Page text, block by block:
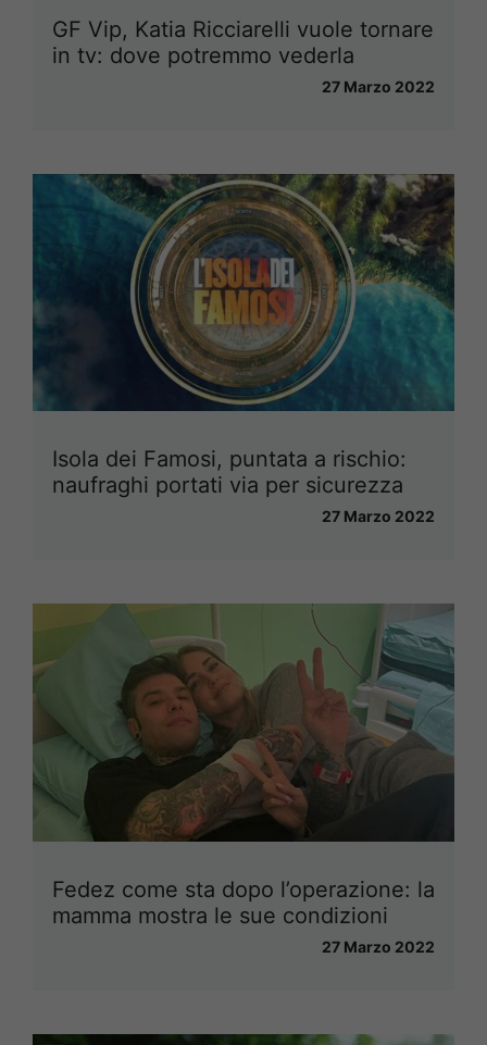
GF Vip, Katia Ricciarelli vuole tornare
in tv: dove potremmo vederla
27 Marzo 2022
Isola dei Famosi, puntata a rischio:
naufraghi portati via per sicurezza
27 Marzo 2022
Fedez come sta dopo l’operazione: la
mamma mostra le sue condizioni
27 Marzo 2022